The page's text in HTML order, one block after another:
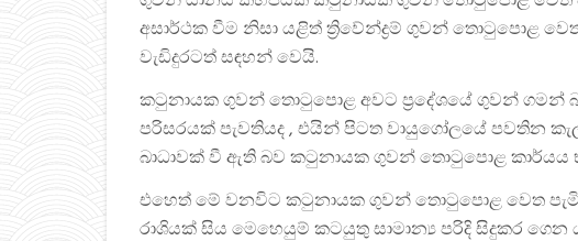
අසාර්ථක වීම නිසා යළිත් ත්‍රිවේන්ද්‍රම් ගුවන් තොටුපොළ
වැඩිදුරටත් සඳහන් වෙයි.
කටුනායක ගුවන් තොටුපොළ අවට ප්‍රදේශයේ ගුවන් ගමන්
පරිසරයක් පැවතියද , එයින් පිටත වායුගෝලයේ පවතින
බාධාවක් වී ඇති බව කටුනායක ගුවන් තොටුපොළ කාර්යය
එහෙත් මේ වනවිට කටුනායක ගුවන් තොටුපොළ වෙත
රාශියක් සිය මෙහෙයුම් කටයුතු සාමාන්‍ය පරිදි සිදුකර